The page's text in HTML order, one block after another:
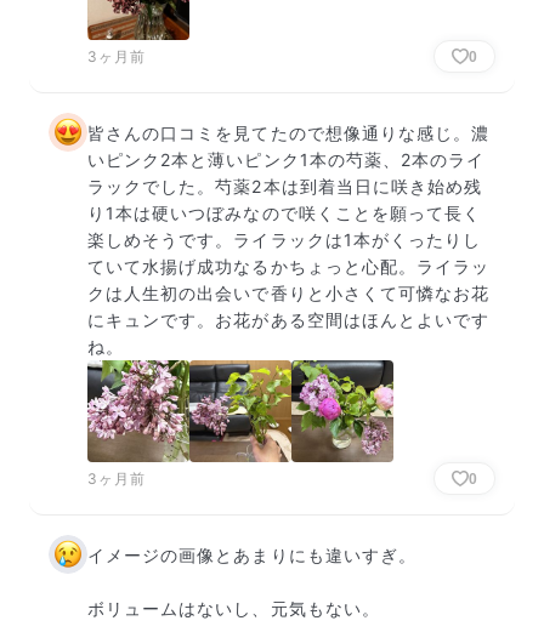
3ヶ月前 0
皆さんの口コミを見てたので想像通りな感じ。濃
いピンク2本と薄いピンク1本の芍薬、2本のライ
ラックでした。芍薬2本は到着当日に咲き始め残
り1本は硬いつぼみなので咲くことを願って長く
楽しめそうです。ライラックは1本がくったりし
ていて水揚げ成功なるかちょっと心配。ライラッ
クは人生初の出会いで香りと小さくて可憐なお花
にキュンです。お花がある空間はほんとよいです
ね。
3ヶ月前 0
イメージの画像とあまりにも違いすぎ。
ボリュームはないし、元気もない。